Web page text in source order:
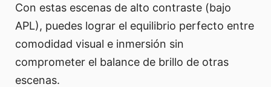
Con estas escenas de alto contraste (bajo
APL), puedes lograr el equilibrio perfecto entre
comodidad visual e inmersión sin
comprometer el balance de brillo de otras
escenas.